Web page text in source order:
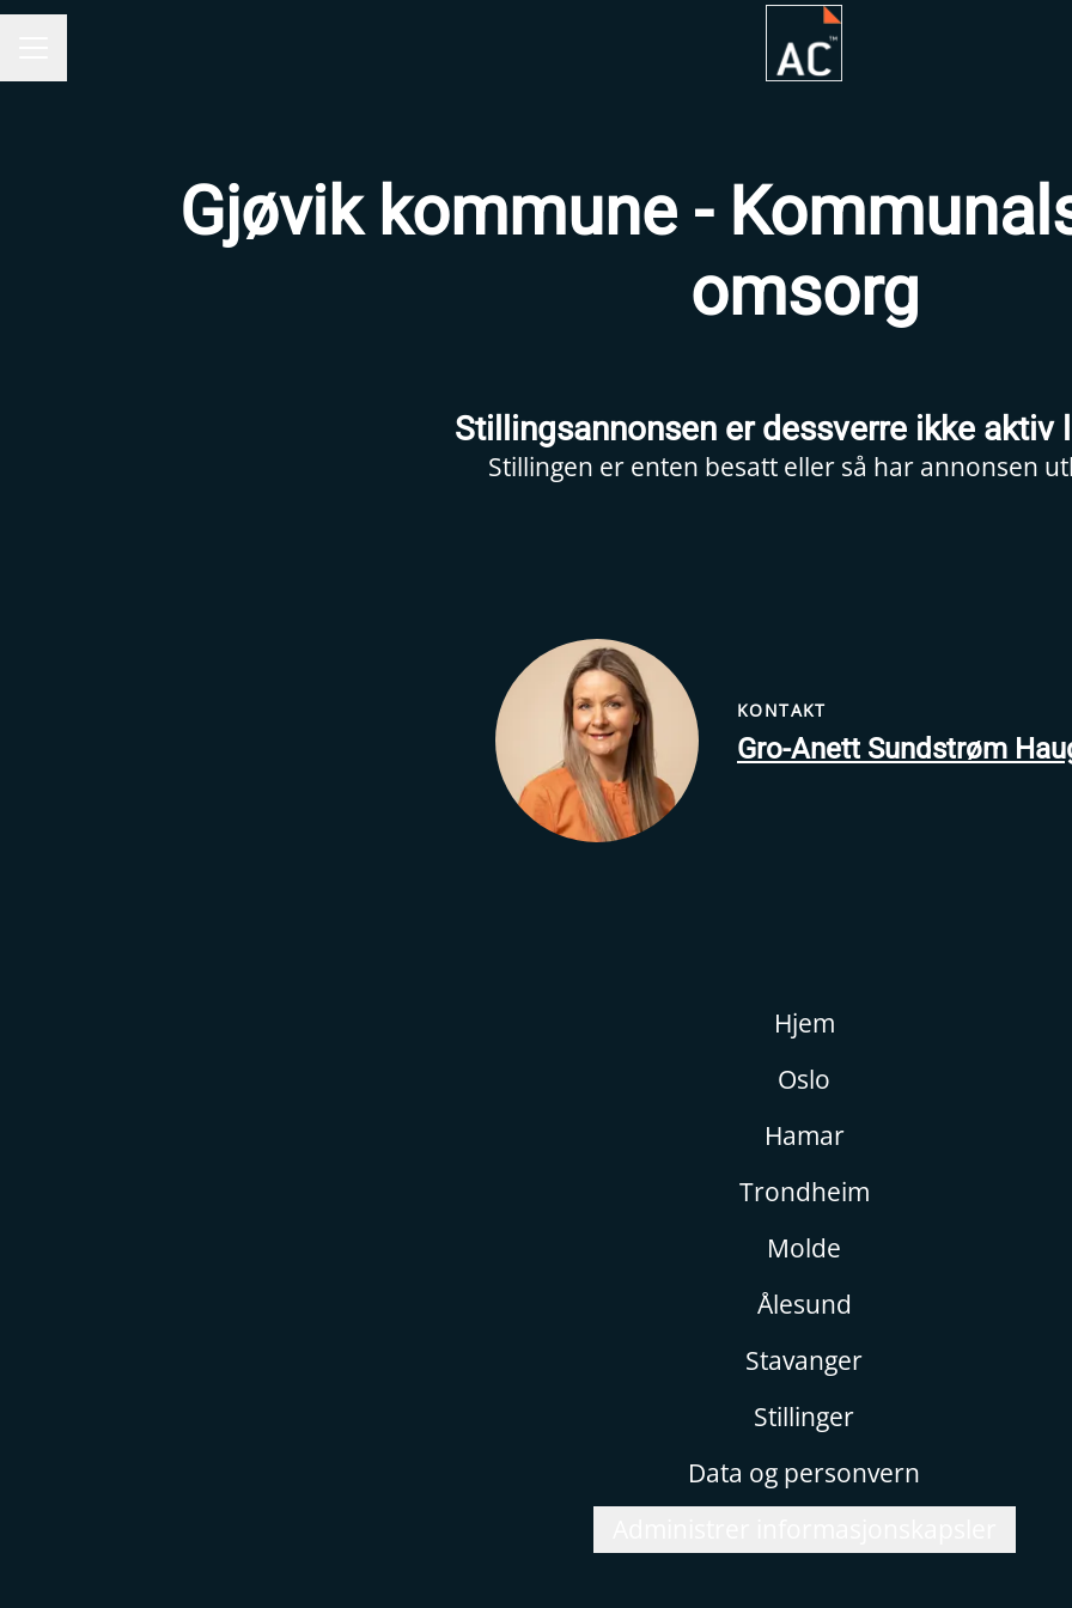
Gjøvik kommune -
omsorg
Stillingsannonsen er dessverre ikke aktiv
Stillingen er enten besatt eller så har annonsen
KONTAKT
Gro-Anett Sundstrøm
Hjem
Oslo
Hamar
Trondheim
Molde
Ålesund
Stavanger
Stillinger
Data og personvern